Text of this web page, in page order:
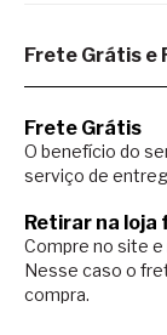
Frete Grátis e
Frete Grátis
O benefício do
serviço de
Retirar na loja
Compre no site
Nesse caso o
compra.